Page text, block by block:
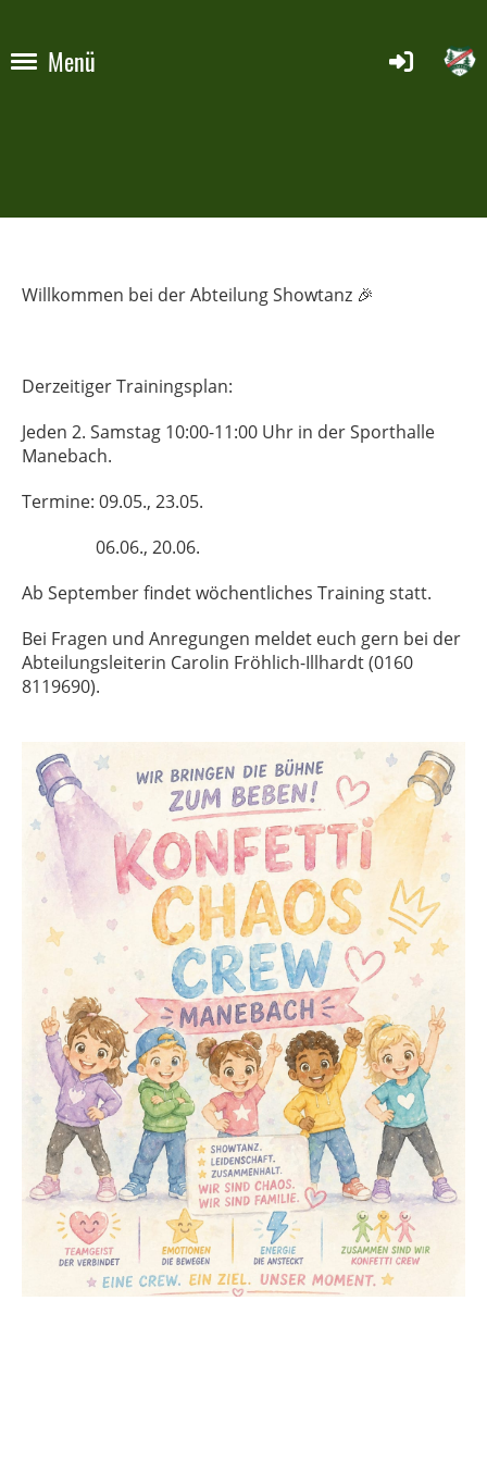
Menü
Willkommen bei der Abteilung Showtanz 🎉
Derzeitiger Trainingsplan:
Jeden 2. Samstag 10:00-11:00 Uhr in der Sporthalle
Manebach.
Termine: 09.05., 23.05.
06.06., 20.06.
Ab September findet wöchentliches Training statt.
Bei Fragen und Anregungen meldet euch gern bei der
Abteilungsleiterin Carolin Fröhlich-Illhardt (0160
8119690).